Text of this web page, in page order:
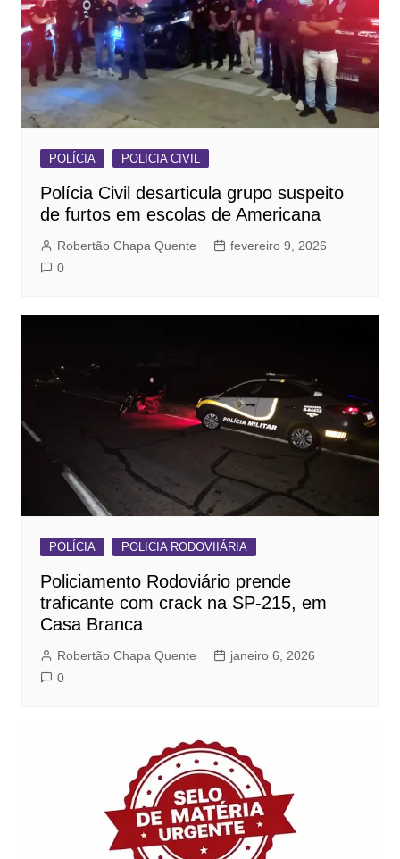
POLÍCIA POLICIA CIVIL
Polícia Civil desarticula grupo suspeito
de furtos em escolas de Americana
Robertão Chapa Quente
fevereiro 9, 2026
0
POLÍCIA POLICIA RODOVIIÁRIA
Policiamento Rodoviário prende
traficante com crack na SP-215, em
Casa Branca
Robertão Chapa Quente
janeiro 6, 2026
0